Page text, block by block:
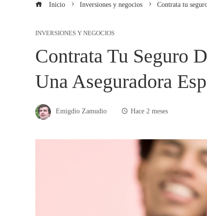
Inicio Inversiones y negocios Contrata tu
INVERSIONES Y NEGOCIOS
Contrata Tu Seguro
Una Aseguradora
Emigdio Zamudio Hace 2 meses